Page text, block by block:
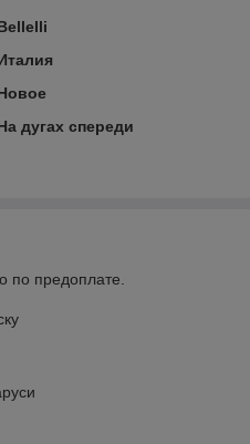
дугах спереди
по предоплате.